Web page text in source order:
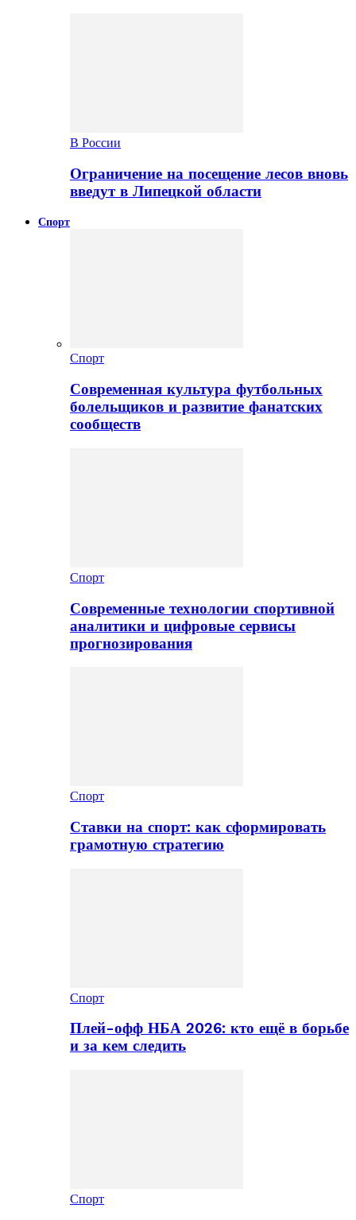
В России
Ограничение на посещение лесов вновь
введут в Липецкой области
Спорт
Спорт
Современная культура футбольных
болельщиков и развитие фанатских
сообществ
Спорт
Современные технологии спортивной
аналитики и цифровые сервисы
прогнозирования
Спорт
Ставки на спорт: как сформировать
грамотную стратегию
Спорт
Плей-офф НБА 2026: кто ещё в борьбе
и за кем следить
Спорт